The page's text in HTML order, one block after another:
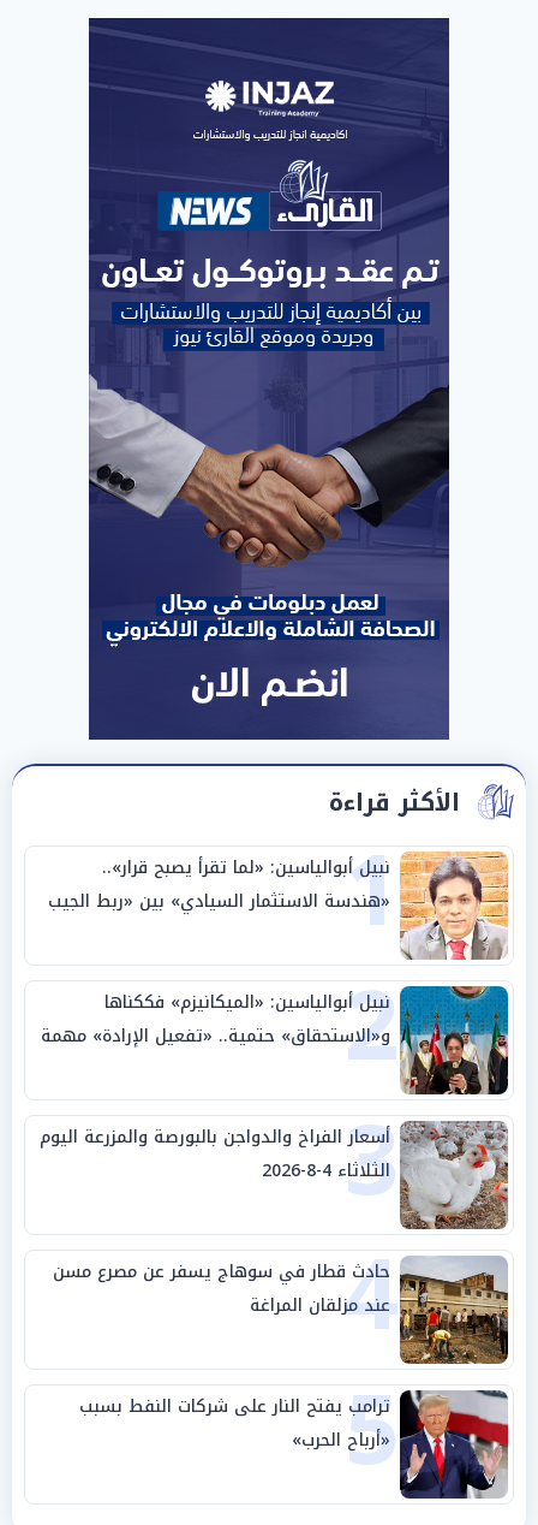
الأكثر قراءة
1
نبيل أبوالياسين: «لما تقرأ يصبح قرار»..
«هندسة الاستثمار السيادي» بين «ربط الجيب
بالوطن» و«سيادة الكلمة»
2
نبيل أبوالياسين: «الميكانيزم» فككناها
و«الاستحقاق» حتمية.. «تفعيل الإرادة» مهمة
الجامعة العربية
3
أسعار الفراخ والدواجن بالبورصة والمزرعة اليوم
الثلاثاء 4-8-2026
4
حادث قطار في سوهاج يسفر عن مصرع مسن
عند مزلقان المراغة
5
ترامب يفتح النار على شركات النفط بسبب
«أرباح الحرب»